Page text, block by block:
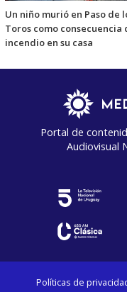
Un niño murió en Paso de
Toros como consecuencia
incendio en su casa
Portal de
Audiovisual
Políticas de